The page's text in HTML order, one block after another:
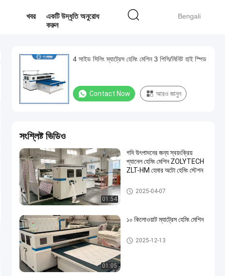
Bengali
খবর
একটি উদ্ধৃতি অনুরোধ
করুন
4 সাইড সিলিং ম্যাট্রেস হেমিং মেশিন 3 পিসি/মিনিট হাই স্পিড
Contact Now আরও জানুন
সংশ্লিষ্ট ভিডিও
01:54
গদি উৎপাদনের জন্য স্বয়ংক্রিয়
প্যানেল হেমিং মেশিন ZOLYTECH
ZLT-HM হেমার অটো হেমিং স্টেশন
গদি হেমিং মেশিন
2025-04-07
01:05
১০ কিলোওয়াট ম্যাট্রেস হেমিং মেশিন
গদি হেমিং মেশিন
2025-12-13